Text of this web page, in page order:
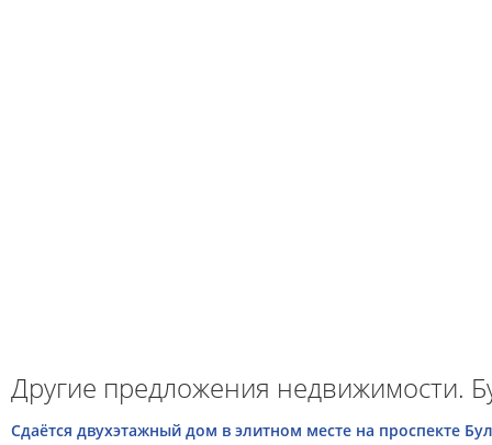
Другие предложения недвижимости.
Сдаётся двухэтажный дом в элитном месте на проспекте